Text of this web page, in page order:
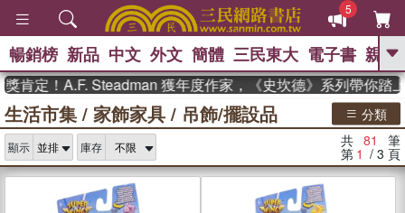
5
GO
熱搜： 東野圭吾 、 高希均教授回憶錄
、 The Odyssey 、 父親節 、 如果歷
國際布克
獎 臺灣漫遊錄 、 方念華 、 台灣的李
數學女孩：黎曼猜想
偉大的迷走神經
暢銷榜 新品 中文 外文 簡體 三民東大 電子書 親子
A.F. Steadman 獲年度作家，《史坎德》系列帶你踏上熱血
生活市集 / 家飾家具 / 吊飾/擺設品 分類
顯示 庫存 共 81 筆
第 1 / 3 頁